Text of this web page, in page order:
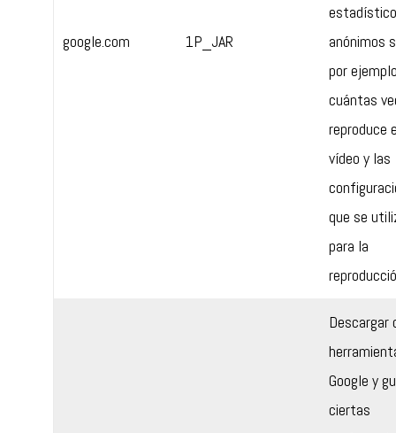
google.com 1P_JAR
anónimos
por
cuántas
reproduce
vídeo y las
que se
para la
Descargar
Google y
ciertas